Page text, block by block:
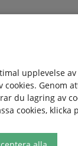
AB
upplevelse
Genom
du lagring av
cookies, klicka